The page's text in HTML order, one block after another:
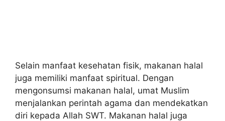
Selain manfaat kesehatan fisik, makanan halal
juga memiliki manfaat spiritual. Dengan
mengonsumsi makanan halal, umat Muslim
menjalankan perintah agama dan mendekatkan
diri kepada Allah SWT. Makanan halal juga